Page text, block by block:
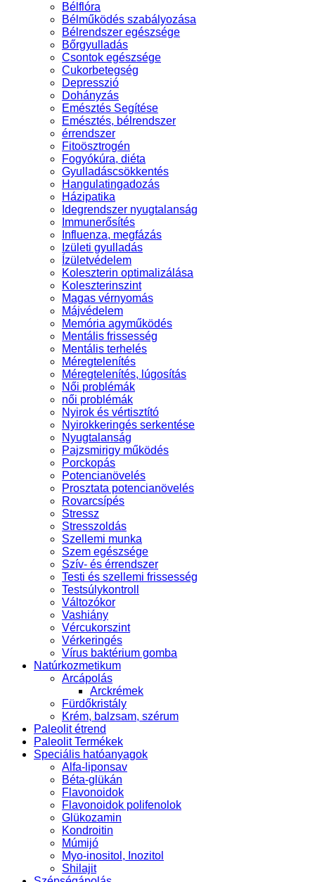
Bélflóra
Bélműködés szabályozása
Bélrendszer egészsége
Bőrgyulladás
Csontok egészsége
Cukorbetegség
Depresszió
Dohányzás
Emésztés Segítése
Emésztés, bélrendszer
érrendszer
Fitoösztrogén
Fogyókúra, diéta
Gyulladáscsökkentés
Hangulatingadozás
Házipatika
Idegrendszer nyugtalanság
Immunerősítés
Influenza, megfázás
Izületi gyulladás
Ízületvédelem
Koleszterin optimalizálása
Koleszterinszint
Magas vérnyomás
Májvédelem
Memória agyműködés
Mentális frissesség
Mentális terhelés
Méregtelenítés
Méregtelenítés, lúgosítás
Női problémák
női problémák
Nyirok és vértisztító
Nyirokkeringés serkentése
Nyugtalanság
Pajzsmirigy működés
Porckopás
Potencianövelés
Prosztata potencianövelés
Rovarcsípés
Stressz
Stresszoldás
Szellemi munka
Szem egészsége
Szív- és érrendszer
Testi és szellemi frissesség
Testsúlykontroll
Változókor
Vashiány
Vércukorszint
Vérkeringés
Vírus baktérium gomba
Natúrkozmetikum
Arcápolás
Arckrémek
Fürdőkristály
Krém, balzsam, szérum
Paleolit étrend
Paleolit Termékek
Speciális hatóanyagok
Alfa-liponsav
Béta-glükán
Flavonoidok
Flavonoidok polifenolok
Glükozamin
Kondroitin
Múmijó
Myo-inositol, Inozitol
Shilajit